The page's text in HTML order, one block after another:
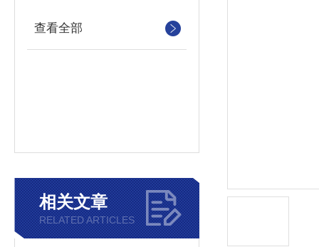
查看全部
相关文章
RELATED ARTICLES